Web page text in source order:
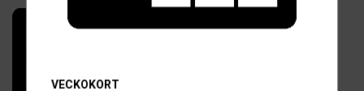
VECKOKORT